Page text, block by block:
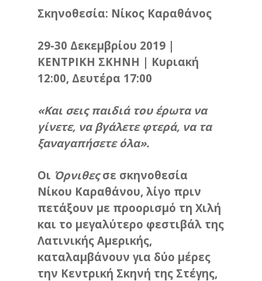
Σκηνοθεσία: Νίκος Καραθάνος
29-30 Δεκεμβρίου 2019 |
ΚΕΝΤΡΙΚΗ ΣΚΗΝΗ | Κυριακή
12:00, Δευτέρα 17:00
«Kαι σεις παιδιά του έρωτα να
γίνετε, να βγάλετε φτερά, να τα
ξαναγαπήσετε όλα».
Οι Όρνιθεςσε σκηνοθεσία
Νίκου Καραθάνου, λίγο πριν
πετάξουν με προορισμό τη Χιλή
και το μεγαλύτερο φεστιβάλ της
Λατινικής Αμερικής,
καταλαμβάνουν για δύο μέρες
την Κεντρική Σκηνή της Στέγης,